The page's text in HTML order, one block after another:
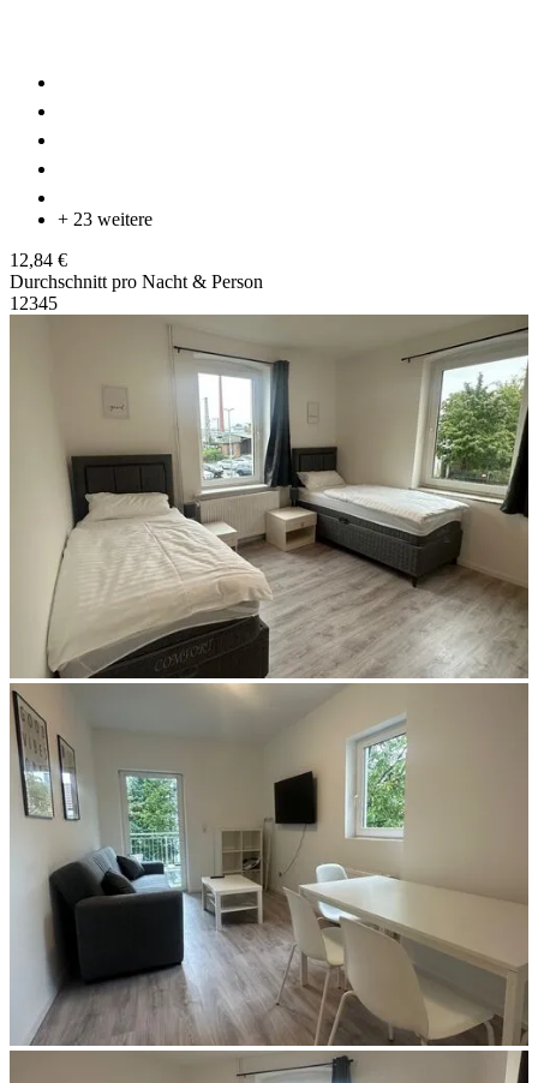
+ 23 weitere
12,84 €
Durchschnitt pro Nacht & Person
1 2345